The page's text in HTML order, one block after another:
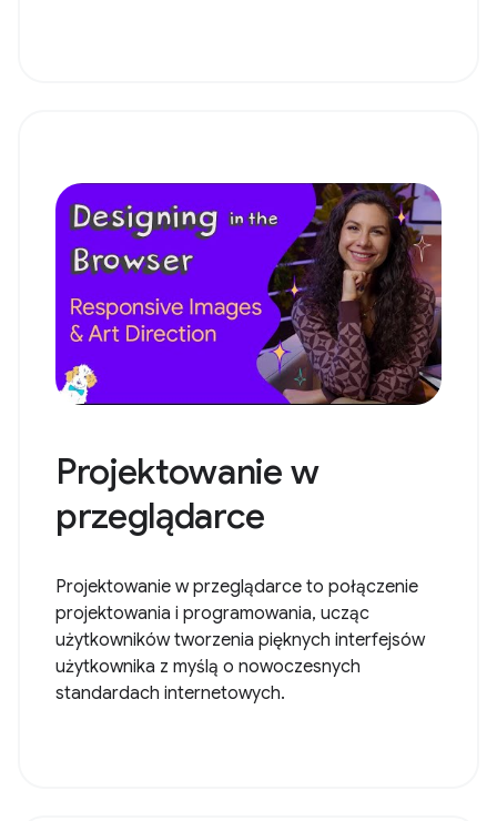
Projektowanie w
przeglądarce
Projektowanie w przeglądarce to połączenie
projektowania i programowania, ucząc
użytkowników tworzenia pięknych interfejsów
użytkownika z myślą o nowoczesnych
standardach internetowych.